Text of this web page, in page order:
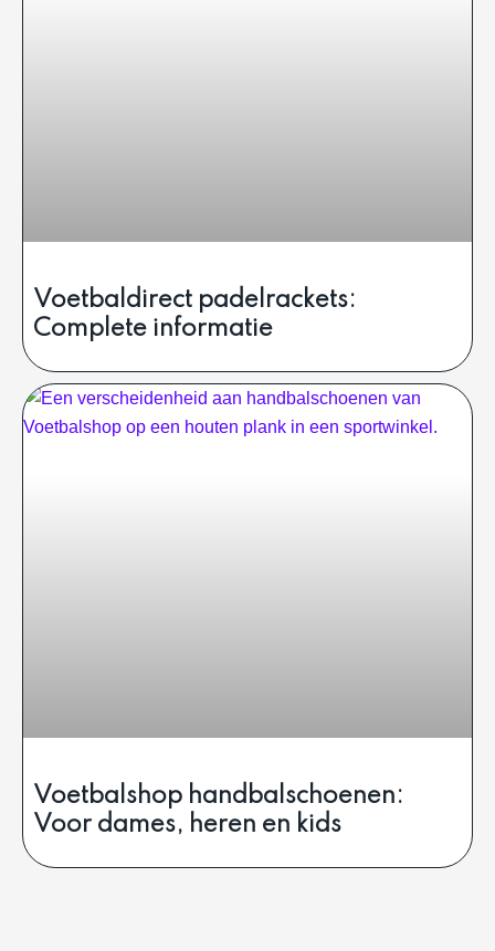
Voetbaldirect padelrackets:
Complete informatie
Voetbalshop handbalschoenen:
Voor dames, heren en kids